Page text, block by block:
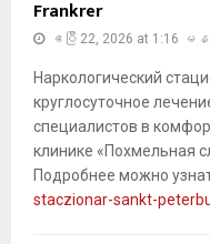
Frankrer
ဧပြီ 22, 2026 at 1:16 မ
Наркологический
круглосуточное
специалистов в
клинике «Похмельная
Подробнее можно
staczionar-sankt-